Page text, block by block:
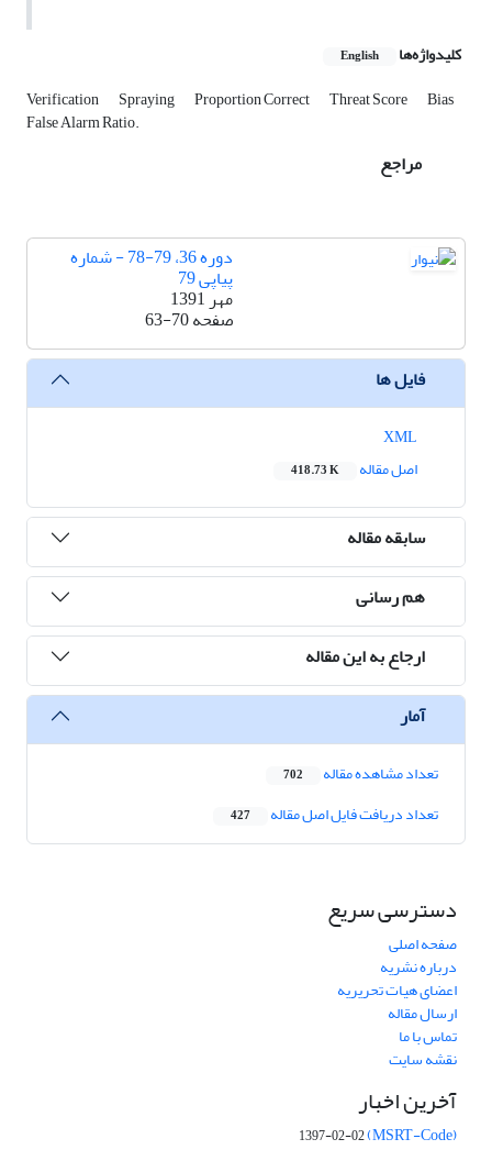
کلیدواژه‌ها English
Verification Spraying Proportion Correct Threat Score Bias
False Alarm Ratio.
مراجع
دوره 36، 79-78 - شماره
پیاپی 79
مهر 1391
صفحه63-70
فایل ها
اصل مقاله
418.73 K
سابقه مقاله
هم رسانی
ارجاع به این مقاله
آمار
تعداد مشاهده مقاله 702
تعداد دریافت فایل اصل مقاله 427
دسترسی سریع
صفحه اصلی
درباره نشریه
اعضای هیات تحریریه
ارسال مقاله
تماس با ما
نقشه سایت
آخرین اخبار
(MSRT-Code)
1397-02-02